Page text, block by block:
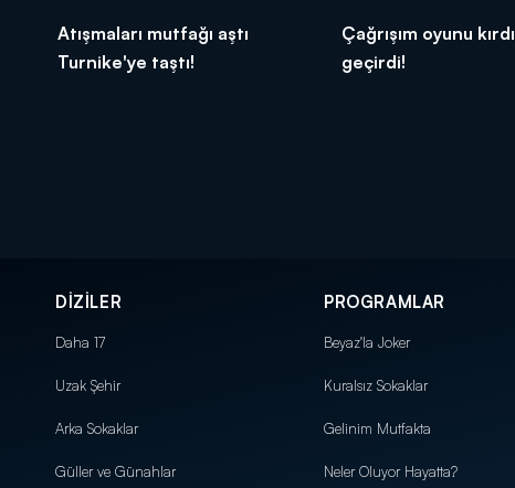
Atışmaları mutfağı aştı
Turnike'ye taştı!
Çağrışım oyunu kırdı
geçirdi!
DİZİLER
Daha 17
Uzak Şehir
Arka Sokaklar
Güller ve Günahlar
PROGRAMLAR
Beyaz'la Joker
Kuralsız Sokaklar
Gelinim Mutfakta
Neler Oluyor Hayatta?